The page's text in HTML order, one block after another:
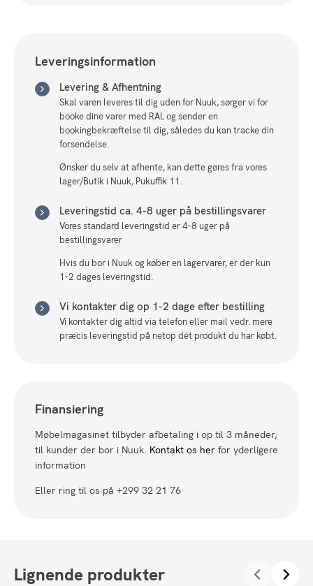
Leveringsinformation
Levering & Afhentning
Skal varen leveres til dig uden for Nuuk, sørger vi for
booke dine varer med RAL og sender en
bookingbekræftelse til dig, således du kan tracke din
forsendelse.
Ønsker du selv at afhente, kan dette gøres fra vores
lager/Butik i Nuuk, Pukuffik 11.
Leveringstid ca. 4-8 uger på bestillingsvarer
Vores standard leveringstid er 4-8 uger på
bestillingsvarer
Hvis du bor i Nuuk og køber en lagervarer, er der kun
1-2 dages leveringstid.
Vi kontakter dig op 1-2 dage efter bestilling
Vi kontakter dig altid via telefon eller mail vedr. mere
præcis leveringstid på netop dét produkt du har købt.
Finansiering
Møbelmagasinet tilbyder afbetaling i op til 3 måneder,
til kunder der bor i Nuuk. Kontakt os her for yderligere
information
Eller ring til os på +299 32 21 76
Lignende produkter